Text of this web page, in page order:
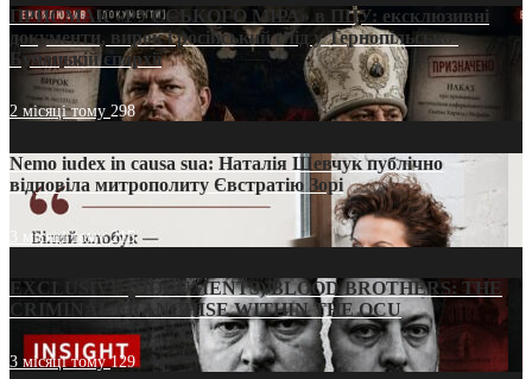
ПРИСМАК «РУССЬКОГО МІРА» в ПЦУ: ексклюзивні
документи, вирок і російський слід у Тернопільсько-
Бучацькій єпархії
2 місяці тому 298
Nemo iudex in causa sua: Наталія Шевчук публічно
відповіла митрополиту Євстратію Зорі
3 місяці тому215
EXCLUSIVE (DOCUMENTS)/BLOOD BROTHERS: THE
CRIMINAL FRANCHISE WITHIN THE OCU
3 місяці тому129